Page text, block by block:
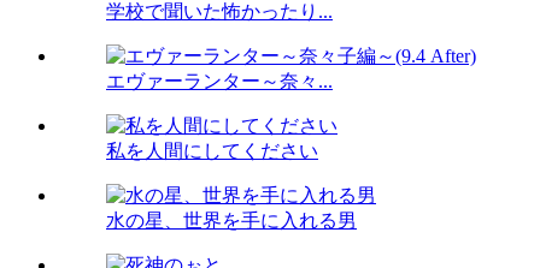
学校で聞いた怖かったり...
エヴァーランター～奈々...
私を人間にしてください
水の星、世界を手に入れる男